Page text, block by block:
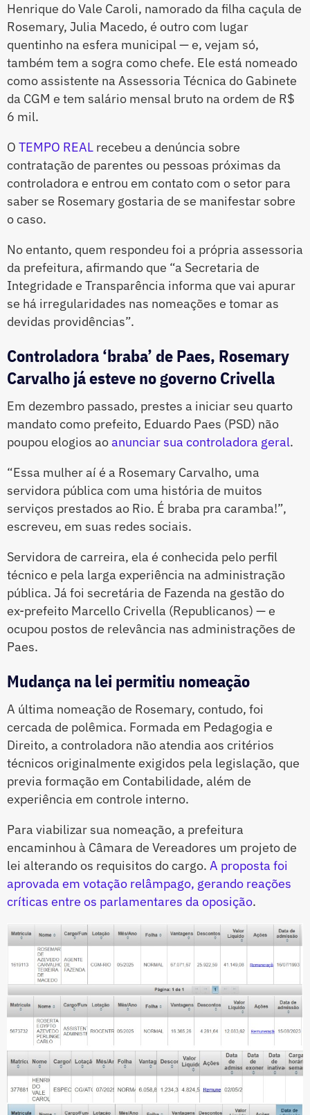
Henrique do Vale Caroli, namorado da filha caçula de
Rosemary, Julia Macedo, é outro com lugar
quentinho na esfera municipal — e, vejam só,
também tem a sogra como chefe. Ele está nomeado
como assistente na Assessoria Técnica do Gabinete
da CGM e tem salário mensal bruto na ordem de R$
6 mil.
O TEMPO REAL recebeu a denúncia sobre
contratação de parentes ou pessoas próximas da
controladora e entrou em contato com o setor para
saber se Rosemary gostaria de se manifestar sobre
o caso.
No entanto, quem respondeu foi a própria assessoria
da prefeitura, afirmando que “a Secretaria de
Integridade e Transparência informa que vai apurar
se há irregularidades nas nomeações e tomar as
devidas providências”.
Controladora ‘braba’ de Paes, Rosemary
Carvalho já esteve no governo Crivella
Em dezembro passado, prestes a iniciar seu quarto
mandato como prefeito, Eduardo Paes (PSD) não
poupou elogios aoanunciar sua controladora geral.
“Essa mulher aí é a Rosemary Carvalho, uma
servidora pública com uma história de muitos
serviços prestados ao Rio. É braba pra caramba!”,
escreveu, em suas redes sociais.
Servidora de carreira, ela é conhecida pelo perfil
técnico e pela larga experiência na administração
pública. Já foi secretária de Fazenda na gestão do
ex-prefeito Marcello Crivella (Republicanos) — e
ocupou postos de relevância nas administrações de
Paes.
Mudança na lei permitiu nomeação
A última nomeação de Rosemary, contudo, foi
cercada de polêmica. Formada em Pedagogia e
Direito, a controladora não atendia aos critérios
técnicos originalmente exigidos pela legislação, que
previa formação em Contabilidade, além de
experiência em controle interno.
Para viabilizar sua nomeação, a prefeitura
encaminhou à Câmara de Vereadores um projeto de
lei alterando os requisitos do cargo. A proposta foi
aprovada em votação relâmpago, gerando reações
críticas entre os parlamentares da oposição.